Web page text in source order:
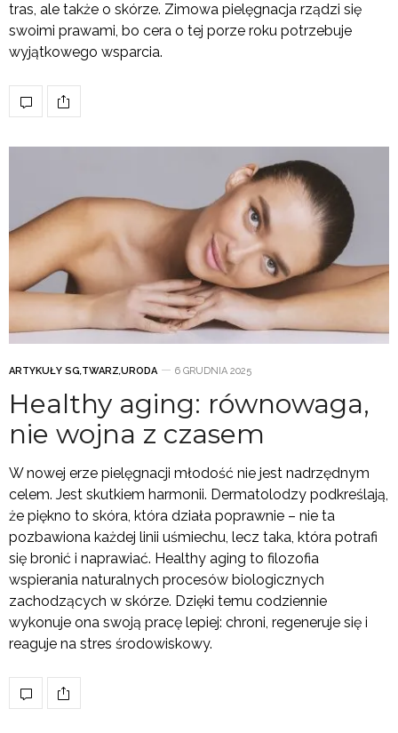
tras, ale także o skórze. Zimowa pielęgnacja rządzi się
swoimi prawami, bo cera o tej porze roku potrzebuje
wyjątkowego wsparcia.
ARTYKUŁY SG,TWARZ,URODA 6 GRUDNIA 2025
Healthy aging: równowaga,
nie wojna z czasem
W nowej erze pielęgnacji młodość nie jest nadrzędnym
celem. Jest skutkiem harmonii. Dermatolodzy podkreślają,
że piękno to skóra, która działa poprawnie – nie ta
pozbawiona każdej linii uśmiechu, lecz taka, która potrafi
się bronić i naprawiać. Healthy aging to filozofia
wspierania naturalnych procesów biologicznych
zachodzących w skórze. Dzięki temu codziennie
wykonuje ona swoją pracę lepiej: chroni, regeneruje się i
reaguje na stres środowiskowy.